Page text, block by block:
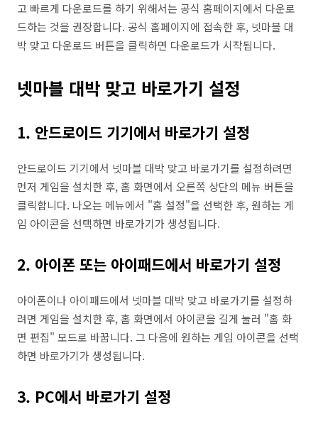
고 빠르게 다운로드를 하기 위해서는 공식 홈페이지에서 다운로
드하는 것을 권장합니다. 공식 홈페이지에 접속한 후, 넷마블 대
박 맞고 다운로드 버튼을 클릭하면 다운로드가 시작됩니다.
넷마블 대박 맞고 바로가기 설정
1. 안드로이드 기기에서 바로가기 설정
안드로이드 기기에서 넷마블 대박 맞고 바로가기를 설정하려면
먼저 게임을 설치한 후, 홈 화면에서 오른쪽 상단의 메뉴 버튼을
클릭합니다. 나오는 메뉴에서 "홈 설정"을 선택한 후, 원하는 게
임 아이콘을 선택하면 바로가기가 생성됩니다.
2. 아이폰 또는 아이패드에서 바로가기 설정
아이폰이나 아이패드에서 넷마블 대박 맞고 바로가기를 설정하
려면 게임을 설치한 후, 홈 화면에서 아이콘을 길게 눌러 "홈 화
면 편집" 모드로 바꿉니다. 그 다음에 원하는 게임 아이콘을 선택
하면 바로가기가 생성됩니다.
3. PC에서 바로가기 설정